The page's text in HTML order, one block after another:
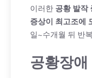
이러한 공황 발작
증상이 최고조에
일~수개월 뒤 반
공황장